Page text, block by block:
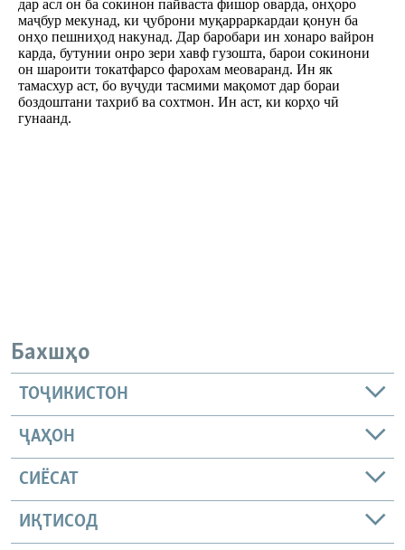
Бахшҳо
ТОҶИКИСТОН
ҶАҲОН
СИЁСАТ
ИҚТИСОД